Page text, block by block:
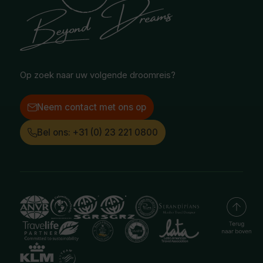
Poolgebied
Selfdrive reizen
Treinreizen
Vacatures
Facebook
Instagram
Op zoek naar uw volgende droomreis?
Neem contact met ons op
Bel ons: +31 (0) 23 221 0800